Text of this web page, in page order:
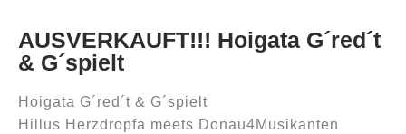
AUSVERKAUFT!!! Hoigata G´red´t
& G´spielt
Hoigata G´red´t & G´spielt
Hillus Herzdropfa meets Donau4Musikanten